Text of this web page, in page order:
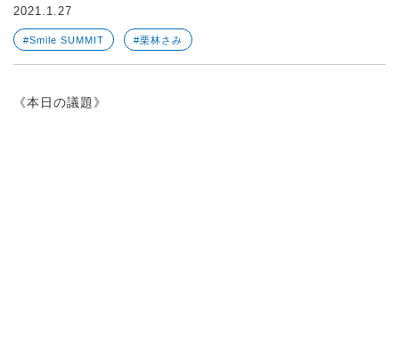
2021.1.27
#Smile SUMMIT #栗林さみ
《本日の議題》